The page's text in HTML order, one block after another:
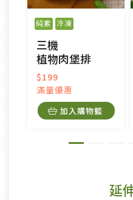
純素 冷凍
三機
植物肉堡排
$199
滿量優惠
加入購物籃
延